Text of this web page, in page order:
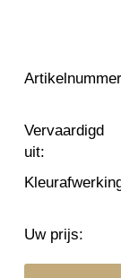
Artikelnummer
Vervaardigd
uit:
Uw prijs: